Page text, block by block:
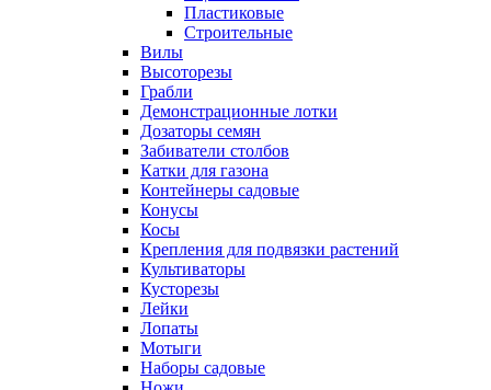
Пластиковые
Строительные
Вилы
Высоторезы
Грабли
Демонстрационные лотки
Дозаторы семян
Забиватели столбов
Катки для газона
Контейнеры садовые
Конусы
Косы
Крепления для подвязки растений
Культиваторы
Кусторезы
Лейки
Лопаты
Мотыги
Наборы садовые